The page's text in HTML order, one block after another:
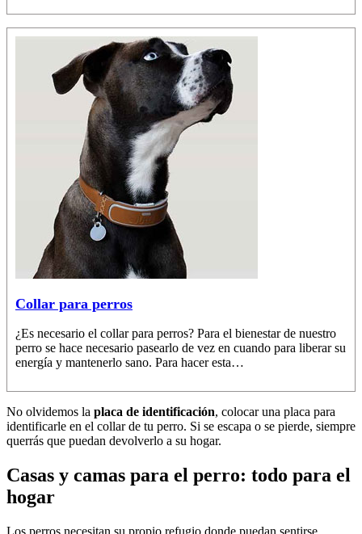
Collar para perros
¿Es necesario el collar para perros? Para el bienestar de nuestro
perro se hace necesario pasearlo de vez en cuando para liberar su
energía y mantenerlo sano. Para hacer esta…
No olvidemos la placa de identificación, colocar una placa para
identificarle en el collar de tu perro. Si se escapa o se pierde, siempre
querrás que puedan devolverlo a su hogar.
Casas y camas para el perro: todo para el
hogar
Los perros necesitan su propio refugio donde puedan sentirse